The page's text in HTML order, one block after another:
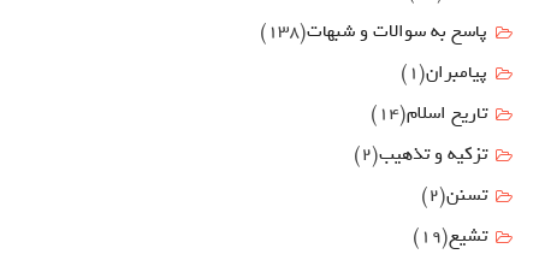
پاسخ به سوالات و شبهات(138)
پیامبران(1)
تاریخ اسلام(14)
تزکیه و تذهیب(2)
تسنن(2)
تشیع(19)